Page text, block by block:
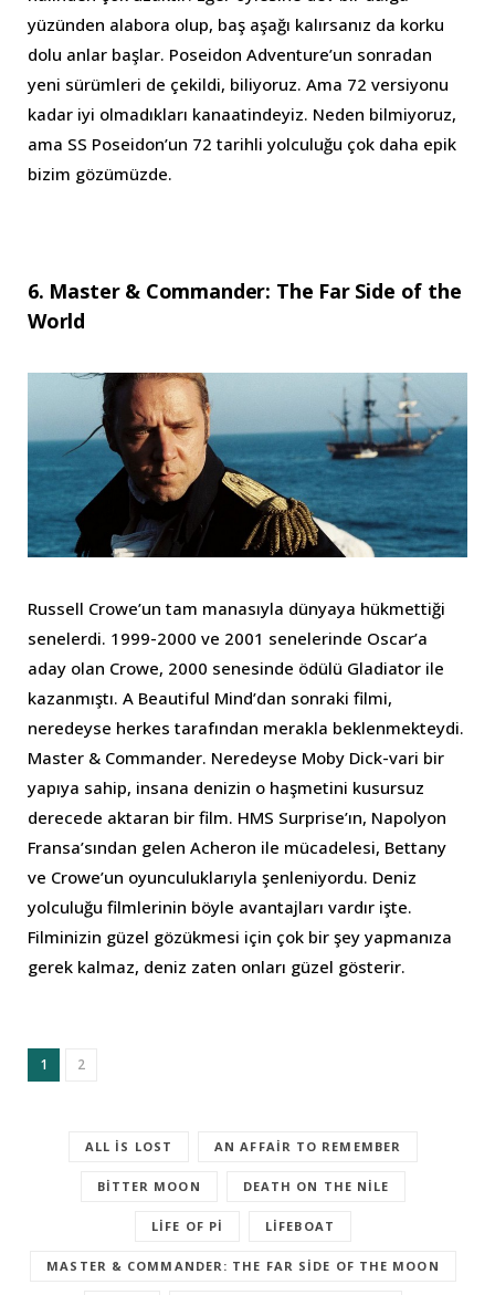
yüzünden alabora olup, baş aşağı kalırsanız da korku
dolu anlar başlar. Poseidon Adventure’un sonradan
yeni sürümleri de çekildi, biliyoruz. Ama 72 versiyonu
kadar iyi olmadıkları kanaatindeyiz. Neden bilmiyoruz,
ama SS Poseidon’un 72 tarihli yolculuğu çok daha epik
bizim gözümüzde.
6. Master & Commander: The Far Side of the
World
Russell Crowe’un tam manasıyla dünyaya hükmettiği
senelerdi. 1999-2000 ve 2001 senelerinde Oscar’a
aday olan Crowe, 2000 senesinde ödülü Gladiator ile
kazanmıştı. A Beautiful Mind’dan sonraki filmi,
neredeyse herkes tarafından merakla beklenmekteydi.
Master & Commander. Neredeyse Moby Dick-vari bir
yapıya sahip, insana denizin o haşmetini kusursuz
derecede aktaran bir film. HMS Surprise’ın, Napolyon
Fransa’sından gelen Acheron ile mücadelesi, Bettany
ve Crowe’un oyunculuklarıyla şenleniyordu. Deniz
yolculuğu filmlerinin böyle avantajları vardır işte.
Filminizin güzel gözükmesi için çok bir şey yapmanıza
gerek kalmaz, deniz zaten onları güzel gösterir.
1 2
ALL IS LOST AN AFFAIR TO REMEMBER
BITTER MOON DEATH ON THE NILE
LIFE OF PI LIFEBOAT
MASTER & COMMANDER: THE FAR SIDE OF THE MOON